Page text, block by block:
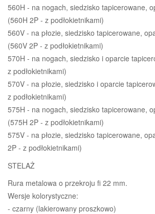
560H - na nogach, siedzisko tapicerowane,
(560H 2P - z podłokietnikami)
560V - na płozie, siedzisko tapicerowane,
(560V 2P - z podłokietnikami)
570H - na nogach, siedzisko i oparcie
z podłokietnikami)
570V - na płozie, siedzisko i oparcie
z podłokietnikami)
575H - na nogach, siedzisko tapicerowane,
(575H 2P - z podłokietnikami)
575V - na płozie, siedzisko tapicerowane,
2P - z podłokietnikami)
STELAŻ
Rura metalowa o przekroju fi 22 mm.
Wersje kolorystyczne:
- czarny (lakierowany proszkowo)